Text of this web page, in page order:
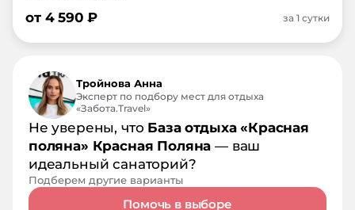
от 4 590 ₽ за 1 сутки
Тройнова Анна
Эксперт по подбору мест для отдыха
«Забота.Travel»
Не уверены, что База отдыха «Красная
поляна» Красная Поляна — ваш
идеальный санаторий?
Подберем другие варианты
Помочь в выборе